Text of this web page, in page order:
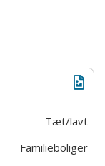
Tæt/lavt
Familieboliger